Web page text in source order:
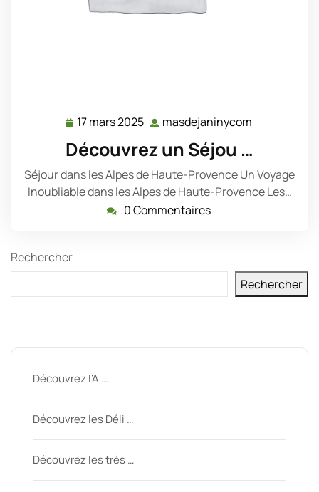
17 mars 2025 17
2025
masdejaninycom
Découvrez un Séjou …
Séjour dans les Alpes de Haute-Provence Un Voyage
Inoubliable dans les Alpes de Haute-Provence Les…
0 Commentaires
Rechercher
Rechercher
Découvrez l’A …
Découvrez les Déli …
Découvrez les trés …